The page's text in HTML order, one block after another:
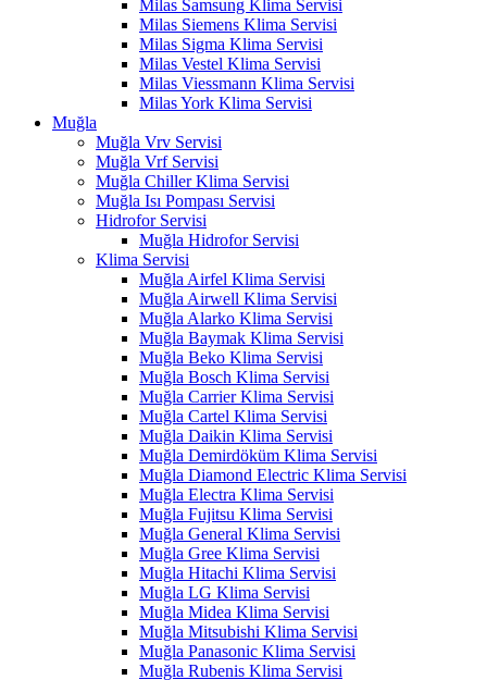
Milas Samsung Klima Servisi
Milas Siemens Klima Servisi
Milas Sigma Klima Servisi
Milas Vestel Klima Servisi
Milas Viessmann Klima Servisi
Milas York Klima Servisi
Muğla
Muğla Vrv Servisi
Muğla Vrf Servisi
Muğla Chiller Klima Servisi
Muğla Isı Pompası Servisi
Hidrofor Servisi
Muğla Hidrofor Servisi
Klima Servisi
Muğla Airfel Klima Servisi
Muğla Airwell Klima Servisi
Muğla Alarko Klima Servisi
Muğla Baymak Klima Servisi
Muğla Beko Klima Servisi
Muğla Bosch Klima Servisi
Muğla Carrier Klima Servisi
Muğla Cartel Klima Servisi
Muğla Daikin Klima Servisi
Muğla Demirdöküm Klima Servisi
Muğla Diamond Electric Klima Servisi
Muğla Electra Klima Servisi
Muğla Fujitsu Klima Servisi
Muğla General Klima Servisi
Muğla Gree Klima Servisi
Muğla Hitachi Klima Servisi
Muğla LG Klima Servisi
Muğla Midea Klima Servisi
Muğla Mitsubishi Klima Servisi
Muğla Panasonic Klima Servisi
Muğla Rubenis Klima Servisi